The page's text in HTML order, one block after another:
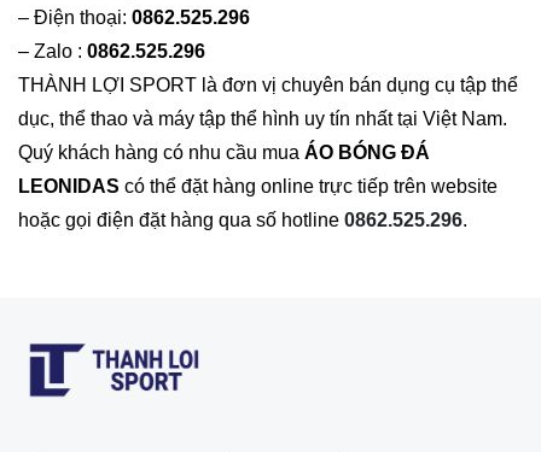
– Điện thoại: 0862.525.296
– Zalo : 0862.525.296
THÀNH LỢI SPORT là đơn vị chuyên bán dụng cụ tập thể
dục, thể thao và máy tập thể hình uy tín nhất tại Việt Nam.
Quý khách hàng có nhu cầu mua ÁO BÓNG ĐÁ
LEONIDAS có thể đặt hàng online trực tiếp trên website
hoặc gọi điện đặt hàng qua số hotline 0862.525.296.